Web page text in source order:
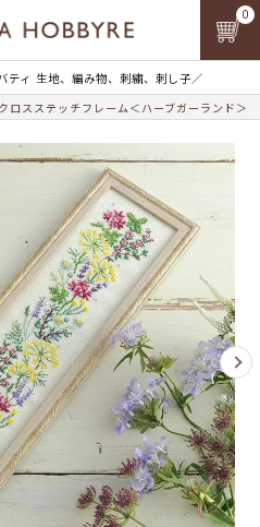
ティ 生地、編み物、刺繍、刺し子／
0
クロスステッチフレーム＜ハーブガーランド＞